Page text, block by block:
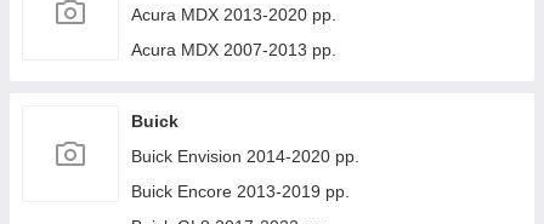
Infinity Q70/M-series 2010-2019 рр.
Infiniti QX80 2013-2024 рр.
Acura MDX 2013-2020 рр.
Acura MDX 2007-2013 рр.
Buick
Buick Envision 2014-2020 рр.
Buick Encore 2013-2019 рр.